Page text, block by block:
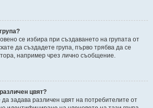
се избира при създаването на групата от
да създадете група, първо трябва да се
например чрез лично съобщение.
цвят?
задава различен цвят на потребителите от